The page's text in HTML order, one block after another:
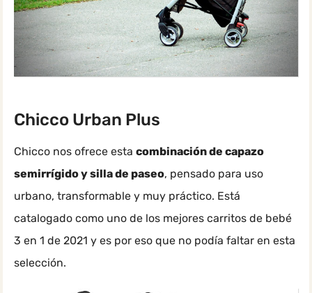
Chicco Urban Plus
Chicco nos ofrece esta combinación de capazo
semirrígido y silla de paseo, pensado para uso
urbano, transformable y muy práctico. Está
catalogado como uno de los mejores carritos de bebé
3 en 1 de 2021 y es por eso que no podía faltar en esta
selección.